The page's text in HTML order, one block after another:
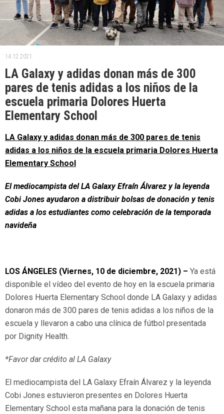
14.12.2021.
LA Galaxy y adidas donan más de 300
pares de tenis adidas a los niños de la
escuela primaria Dolores Huerta
Elementary School
LA Galaxy y adidas donan más de 300 pares de tenis
adidas a los niños de la escuela primaria Dolores Huerta
Elementary School
El mediocampista del LA Galaxy Efraín Álvarez y la leyenda
Cobi Jones ayudaron a distribuir bolsas de donación y tenis
adidas a los estudiantes como celebración de la temporada
navideña
LOS ÁNGELES (Viernes, 10 de diciembre, 2021) – Ya está
disponible el vídeo del evento de hoy en la escuela primaria
Dolores Huerta Elementary School donde LA Galaxy y adidas
donaron más de 300 pares de tenis adidas a los niños de la
escuela y llevaron a cabo una clínica de fútbol presentada
por Dignity Health.
*Favor dar crédito al LA Galaxy
El mediocampista del LA Galaxy Efraín Álvarez y la leyenda
Cobi Jones estuvieron presentes en Dolores Huerta
Elementary School esta mañana para la donación de tenis